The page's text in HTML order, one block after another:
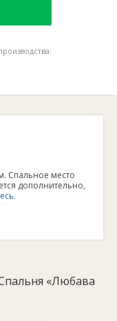
Спальное место
дополнительно,
.
отсек с полками.
мм.
«Любава